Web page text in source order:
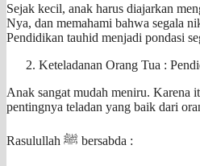
Sejak kecil, anak harus diajarkan
Nya, dan memahami bahwa segala
Pendidikan tauhid menjadi pondasi
Keteladanan Orang Tua :
Anak sangat mudah meniru. Karena
pentingnya teladan yang baik dari
Rasulullah ﷺ bersabda :